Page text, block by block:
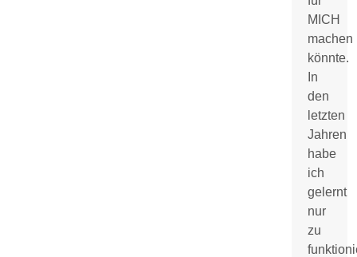
MICH
machen
könnte.
In
den
letzten
Jahren
habe
ich
gelernt
nur
zu